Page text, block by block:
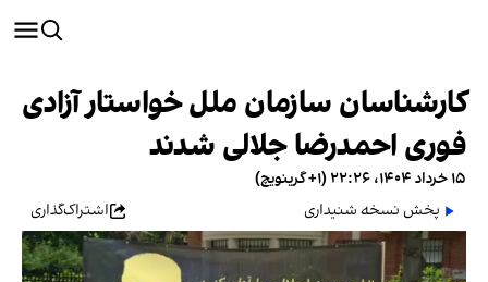
کارشناسان سازمان ملل خواستار آزادی
فوری احمدرضا جلالی شدند
۱۵ خرداد ۱۴۰۴، ۲۲:۲۶ (‎+۱ گرینویچ)
پخش نسخه شنیداری
اشتراک‌گذاری